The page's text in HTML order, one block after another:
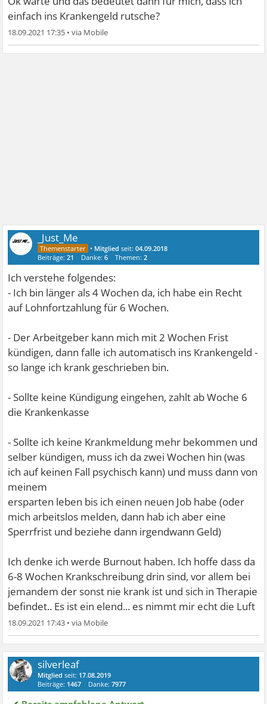
einfach ins Krankengeld rutsche?
18.09.2021 17:35 •
_Just_Me
• Mitglied seit:04.09.2018
Beiträge:21 Danke:6 Themen:2
Ich verstehe folgendes:
- Ich bin länger als 4 Wochen da, ich habe ein Recht
auf Lohnfortzahlung für 6 Wochen.
- Der Arbeitgeber kann mich mit 2 Wochen Frist
kündigen, dann falle ich automatisch ins Krankengeld -
so lange ich krank geschrieben bin.
- Sollte keine Kündigung eingehen, zahlt ab Woche 6
die Krankenkasse
- Sollte ich keine Krankmeldung mehr bekommen und
selber kündigen, muss ich da zwei Wochen hin (was
ich auf keinen Fall psychisch kann) und muss dann von
meinem
ersparten leben bis ich einen neuen Job habe (oder
mich arbeitslos melden, dann hab ich aber eine
Sperrfrist und beziehe dann irgendwann Geld)
Ich denke ich werde Burnout haben. Ich hoffe dass da
6-8 Wochen Krankschreibung drin sind, vor allem bei
jemandem der sonst nie krank ist und sich in Therapie
befindet.. Es ist ein elend... es nimmt mir echt die Luft
18.09.2021 17:43 •
silverleaf
Mitglied seit: 17.08.2019
Beiträge: 1467 Danke:7977